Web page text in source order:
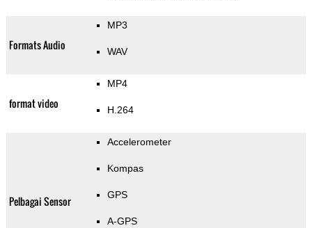
Formats Audio
MP3
WAV
format video
MP4
H.264
Pelbagai Sensor
Accelerometer
Kompas
GPS
A-GPS